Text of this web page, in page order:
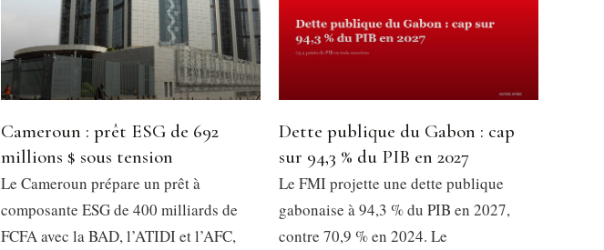
Cameroun : prêt ESG de 692
millions $ sous tension
Le Cameroun prépare un prêt à
composante ESG de 400 milliards de
FCFA avec la BAD, l’ATIDI et l’AFC,
Dette publique du Gabon : cap
sur 94,3 % du PIB en 2027
Le FMI projette une dette publique
gabonaise à 94,3 % du PIB en 2027,
contre 70,9 % en 2024. Le